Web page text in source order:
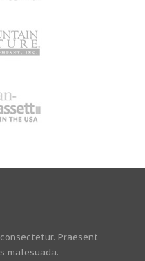
Praesent
malesuada.